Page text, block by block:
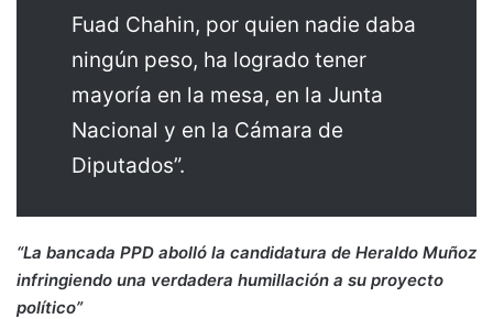
Fuad Chahin, por quien nadie daba
ningún peso, ha logrado tener
mayoría en la mesa, en la Junta
Nacional y en la Cámara de
Diputados”.
“La bancada PPD abolló la candidatura de Heraldo Muñoz
infringiendo una verdadera humillación a su proyecto
político”